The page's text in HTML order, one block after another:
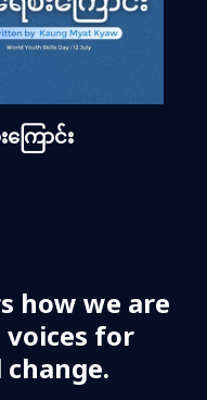
ြောင်း
how we are
for